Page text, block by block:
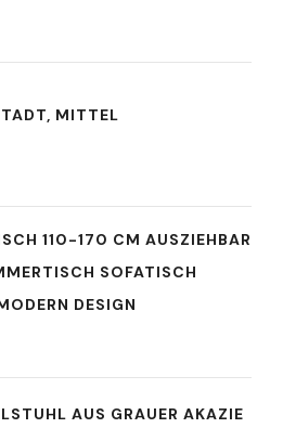
MITTEL
110-170 CM AUSZIEHBAR
SOFATISCH
DESIGN
AUS GRAUER AKAZIE